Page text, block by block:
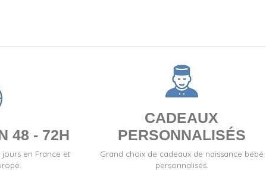
48 - 72H
en France et
CADEAUX
PERSONNALISÉS
Grand choix de cadeaux de naissance bébé
personnalisés.